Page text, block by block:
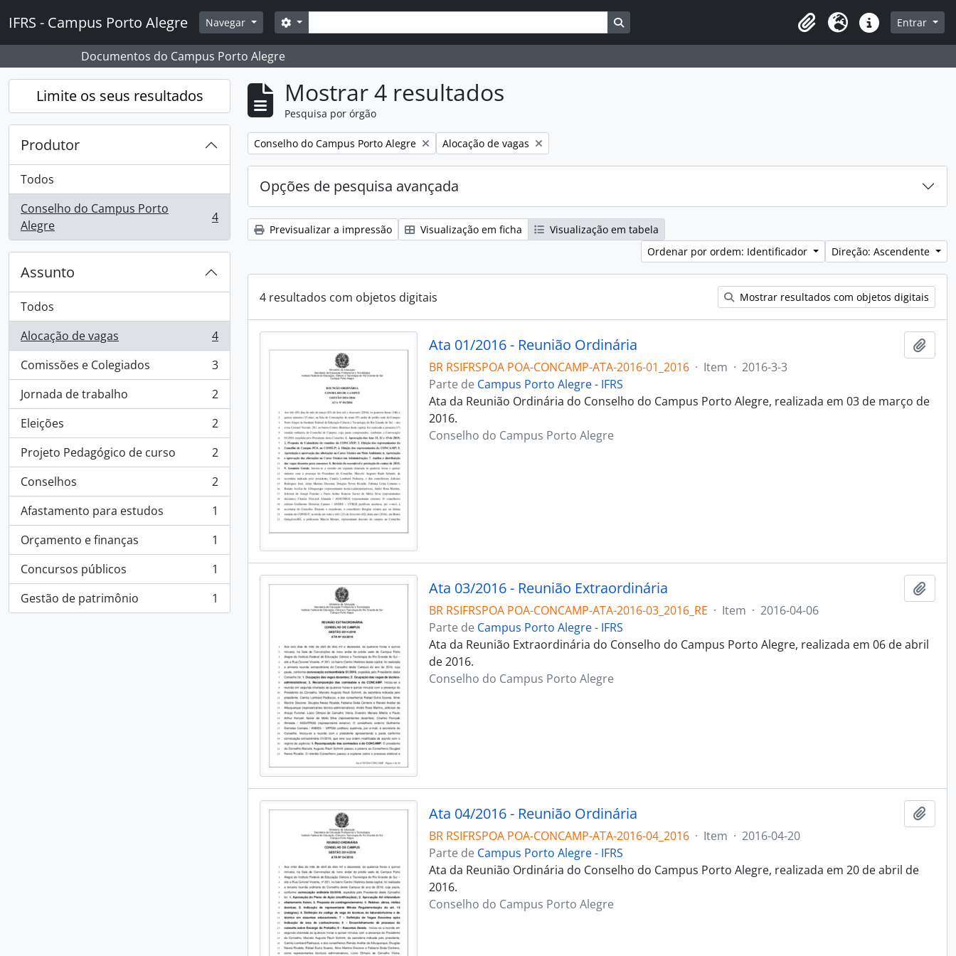
IFRS - Campus Porto Alegre Navegar Pesquisar
Opções de busca Busque na página de navegação
Idioma Ligações rápidas
Entrar
Documentos do Campus Porto Alegre
Limite os seus resultados
Produtor
Todos
Conselho do Campus Porto
Alegre
, 4 resultados 4
Assunto
Todos
Alocação de vagas
, 4 resultados
4
Comissões e Colegiados
, 3 resultados
3
Jornada de trabalho
, 2 resultados
2
Eleições
, 2 resultados
2
Projeto Pedagógico de curso
, 2 resultados
2
Conselhos
, 2 resultados
2
Afastamento para estudos
, 1 resultados
1
Orçamento e finanças
, 1 resultados
1
Concursos públicos
, 1 resultados
1
Gestão de patrimônio
, 1 resultados 1
Mostrar 4 resultados
Pesquisa por órgão
Remover filtro:
Conselho do Campus Porto Alegre Remover filtro:
Alocação de vagas
Opções de pesquisa avançada
Previsualizar a impressão Visualização em ficha
Visualização em tabela
Ordenar por ordem: Identificador
Direção: Ascendente
4 resultados com objetos digitais Mostrar resultados com objetos digitais
Ata 01/2016 - Reunião Ordinária
BR RSIFRSPOA POA-CONCAMP-ATA-2016-01_2016 · Item · 2016-3-3
Parte de Campus Porto Alegre - IFRS
Ata da Reunião Ordinária do Conselho do Campus Porto Alegre, realizada em 03 de março de
2016.
Conselho do Campus Porto Alegre
Ata 03/2016 - Reunião Extraordinária
BR RSIFRSPOA POA-CONCAMP-ATA-2016-03_2016_RE · Item · 2016-04-06
Parte de Campus Porto Alegre - IFRS
Ata da Reunião Extraordinária do Conselho do Campus Porto Alegre, realizada em 06 de abril
de 2016.
Conselho do Campus Porto Alegre
Ata 04/2016 - Reunião Ordinária
BR RSIFRSPOA POA-CONCAMP-ATA-2016-04_2016 · Item · 2016-04-20
Parte de Campus Porto Alegre - IFRS
Ata da Reunião Ordinária do Conselho do Campus Porto Alegre, realizada em 20 de abril de
2016.
Conselho do Campus Porto Alegre